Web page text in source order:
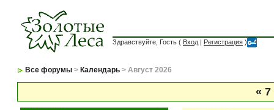
Здравствуйте, Гость ( Вход | Регистрация )
Все форумы > Календарь > Август 2026
« 7